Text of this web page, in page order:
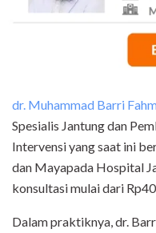
dr. Muhammad Barri
Spesialis Jantung dan
Intervensi yang saat ini
dan Mayapada Hospital
konsultasi mulai dari
Dalam praktiknya, dr.